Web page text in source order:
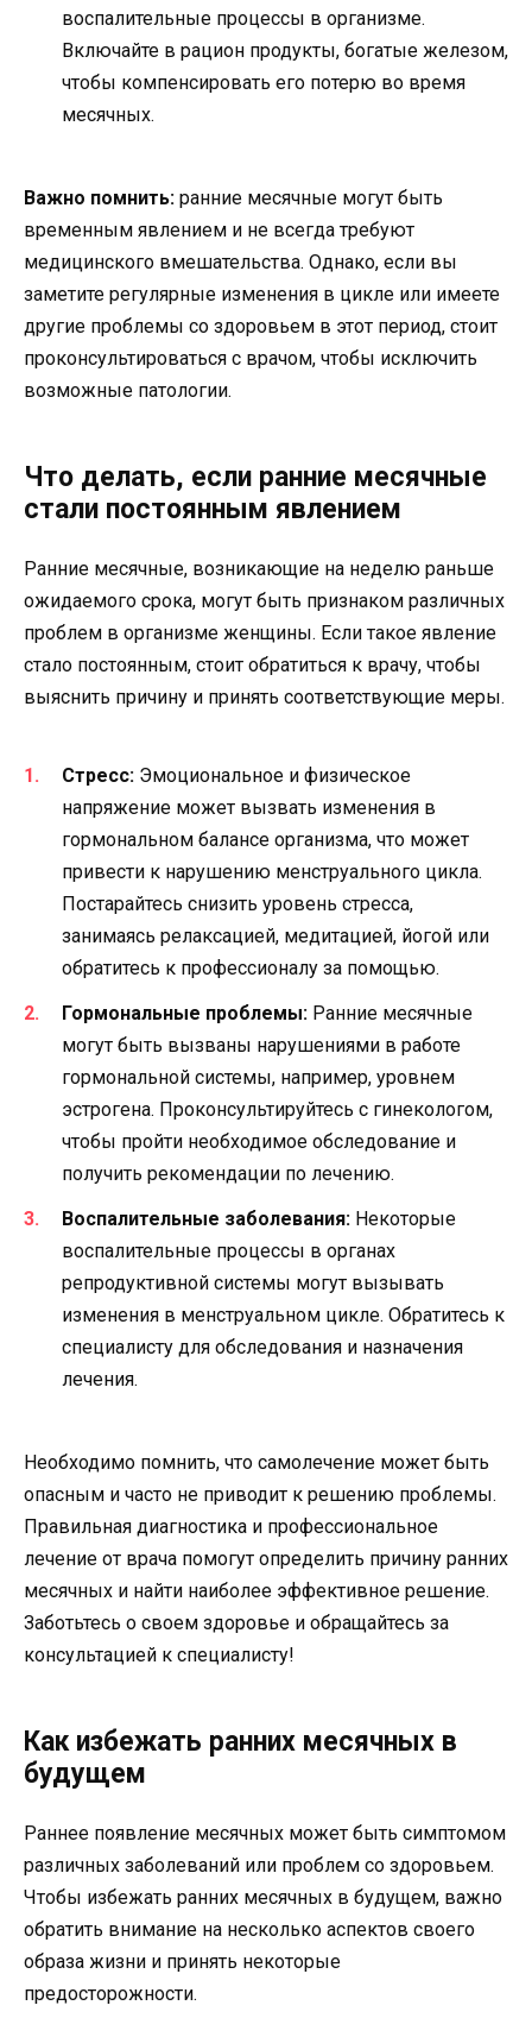
воспалительные процессы в организме.
Включайте в рацион продукты, богатые железом,
чтобы компенсировать его потерю во время
месячных.
Важно помнить: ранние месячные могут быть
временным явлением и не всегда требуют
медицинского вмешательства. Однако, если вы
заметите регулярные изменения в цикле или имеете
другие проблемы со здоровьем в этот период, стоит
проконсультироваться с врачом, чтобы исключить
возможные патологии.
Что делать, если ранние месячные
стали постоянным явлением
Ранние месячные, возникающие на неделю раньше
ожидаемого срока, могут быть признаком различных
проблем в организме женщины. Если такое явление
стало постоянным, стоит обратиться к врачу, чтобы
выяснить причину и принять соответствующие меры.
Стресс: Эмоциональное и физическое
напряжение может вызвать изменения в
гормональном балансе организма, что может
привести к нарушению менструального цикла.
Постарайтесь снизить уровень стресса,
занимаясь релаксацией, медитацией, йогой или
обратитесь к профессионалу за помощью.
Гормональные проблемы: Ранние месячные
могут быть вызваны нарушениями в работе
гормональной системы, например, уровнем
эстрогена. Проконсультируйтесь с гинекологом,
чтобы пройти необходимое обследование и
получить рекомендации по лечению.
Воспалительные заболевания: Некоторые
воспалительные процессы в органах
репродуктивной системы могут вызывать
изменения в менструальном цикле. Обратитесь к
специалисту для обследования и назначения
лечения.
Необходимо помнить, что самолечение может быть
опасным и часто не приводит к решению проблемы.
Правильная диагностика и профессиональное
лечение от врача помогут определить причину ранних
месячных и найти наиболее эффективное решение.
Заботьтесь о своем здоровье и обращайтесь за
консультацией к специалисту!
Как избежать ранних месячных в
будущем
Раннее появление месячных может быть симптомом
различных заболеваний или проблем со здоровьем.
Чтобы избежать ранних месячных в будущем, важно
обратить внимание на несколько аспектов своего
образа жизни и принять некоторые
предосторожности.